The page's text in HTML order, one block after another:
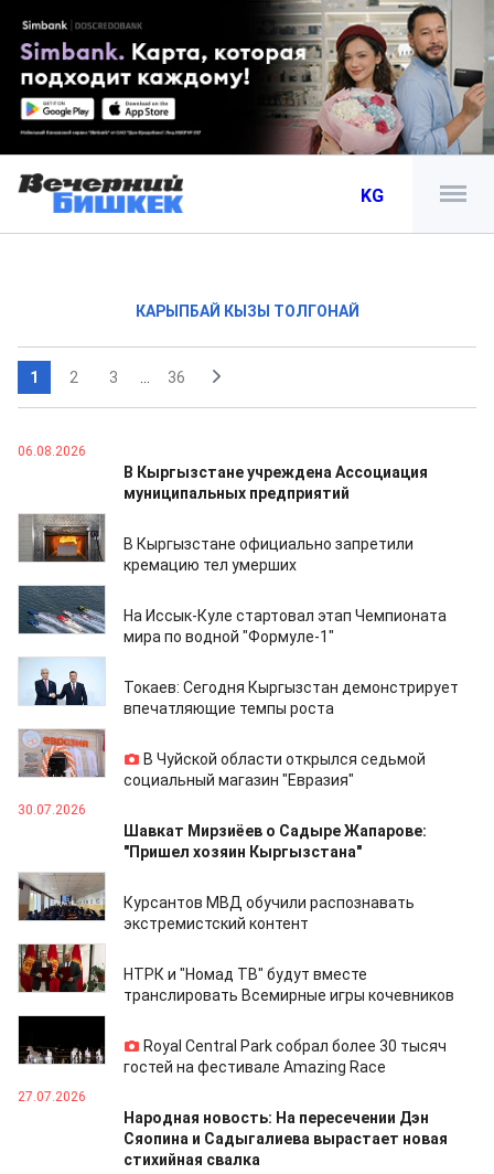
KG
КАРЫПБАЙ КЫЗЫ ТОЛГОНАЙ
1 2 3 36
06.08.2026
В Кыргызстане учреждена Ассоциация
муниципальных предприятий
04.08.2026
В Кыргызстане официально запретили
кремацию тел умерших
01.08.2026
На Иссык-Куле стартовал этап Чемпионата
мира по водной "Формуле-1"
31.07.2026
Токаев: Сегодня Кыргызстан демонстрирует
впечатляющие темпы роста
30.07.2026
В Чуйской области открылся седьмой
социальный магазин "Евразия"
30.07.2026
Шавкат Мирзиёев о Садыре Жапарове:
"Пришел хозяин Кыргызстана"
30.07.2026
Курсантов МВД обучили распознавать
экстремистский контент
29.07.2026
НТРК и "Номад ТВ" будут вместе
транслировать Всемирные игры кочевников
Royal Central Park собрал более 30 тысяч
гостей на фестивале Amazing Race
27.07.2026
Народная новость: На пересечении Дэн
Сяопина и Садыгалиева вырастает новая
стихийная свалка